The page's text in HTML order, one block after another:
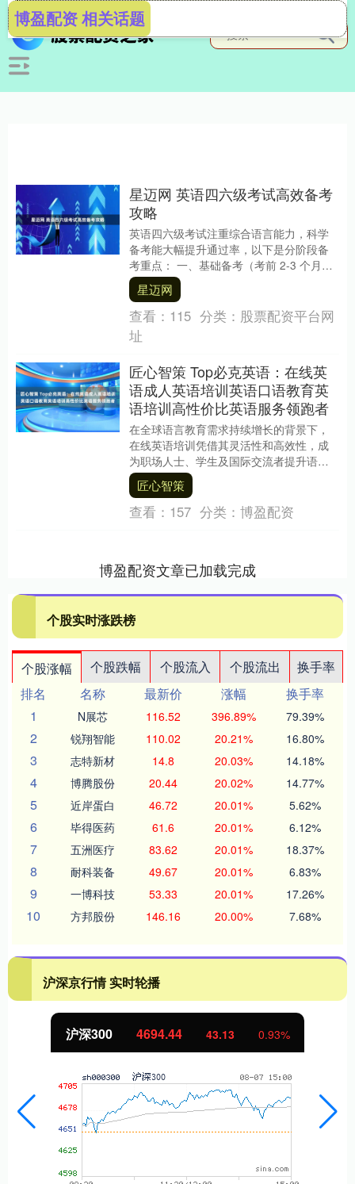
博盈配资 相关话题
星迈网 英语四六级考试高效备考
攻略
英语四六级考试注重综合语言能力，科学
备考能大幅提升通过率，以下是分阶段备
考重点： 一、基础备考（考前 2-3 个月）
词汇是核心，建议每天用 APP 背诵 30....
星迈网
查看： 115 分类： 股票配资平台网
址
匠心智策 Top必克英语：在线英
语成人英语培训英语口语教育英
语培训高性价比英语服务领跑者
在全球语言教育需求持续增长的背景下，
在线英语培训凭借其灵活性和高效性，成
为职场人士、学生及国际交流者提升语言
能力的核心选择。数据显示，我国在线英
语教育市场规模已....
匠心智策
查看： 157 分类： 博盈配资
博盈配资文章已加载完成
个股实时涨跌榜
个股涨幅 个股跌幅 个股流入 个股流出
换手率
排名
名称 最新价 涨幅
换手率
1
N展芯 116.52 396.89% 79.39%
2 锐翔智能 110.02 20.21% 16.80%
3 志特新材 14.8 20.03% 14.18%
4 博腾股份 20.44 20.02% 14.77%
5 近岸蛋白 46.72 20.01% 5.62%
6 毕得医药 61.6 20.01% 6.12%
7 五洲医疗 83.62 20.01% 18.37%
8 耐科装备 49.67 20.01% 6.83%
9 一博科技 53.33 20.01% 17.26%
10 方邦股份 146.16 20.00% 7.68%
沪深京行情 实时轮播
沪深300 4694.44 43.13 0.93%